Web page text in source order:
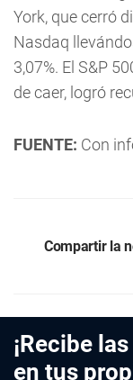
York, que cerró
Nasdaq
3,07%. El S&P
de caer, logró
FUENTE: Con
Compartir la
¡Recibe
en tus